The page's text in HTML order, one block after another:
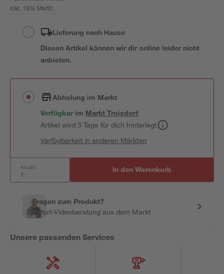
inkl. 19% MwSt.
Lieferung nach Hause
Diesen Artikel können wir dir online leider nicht
anbieten.
Abholung im Markt
Verfügbar im MarktTroisdorf
Artikel wird 3 Tage für dich hinterlegt
Verfügbarkeit in anderen Märkten
Anzahl: In den Warenkorb
Fragen zum Produkt?
Sofort-Videoberatung aus dem Markt
Unsere passenden Services